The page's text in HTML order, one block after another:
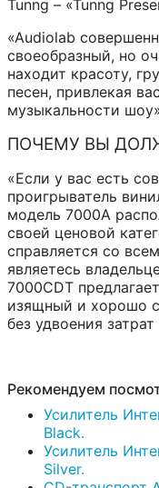
Tunng – «Tunng
«Audiolab
своеобразный, но
находит красоту,
песен, привлекая
музыкальности
ПОЧЕМУ ВЫ
«Если у вас есть
проигрыватель
модель 7000A
своей ценовой
справляется со
являетесь
7000CDT
изящный и хорошо
без удвоения
Рекомендуем
Усилитель
Black.
Усилитель
Silver.